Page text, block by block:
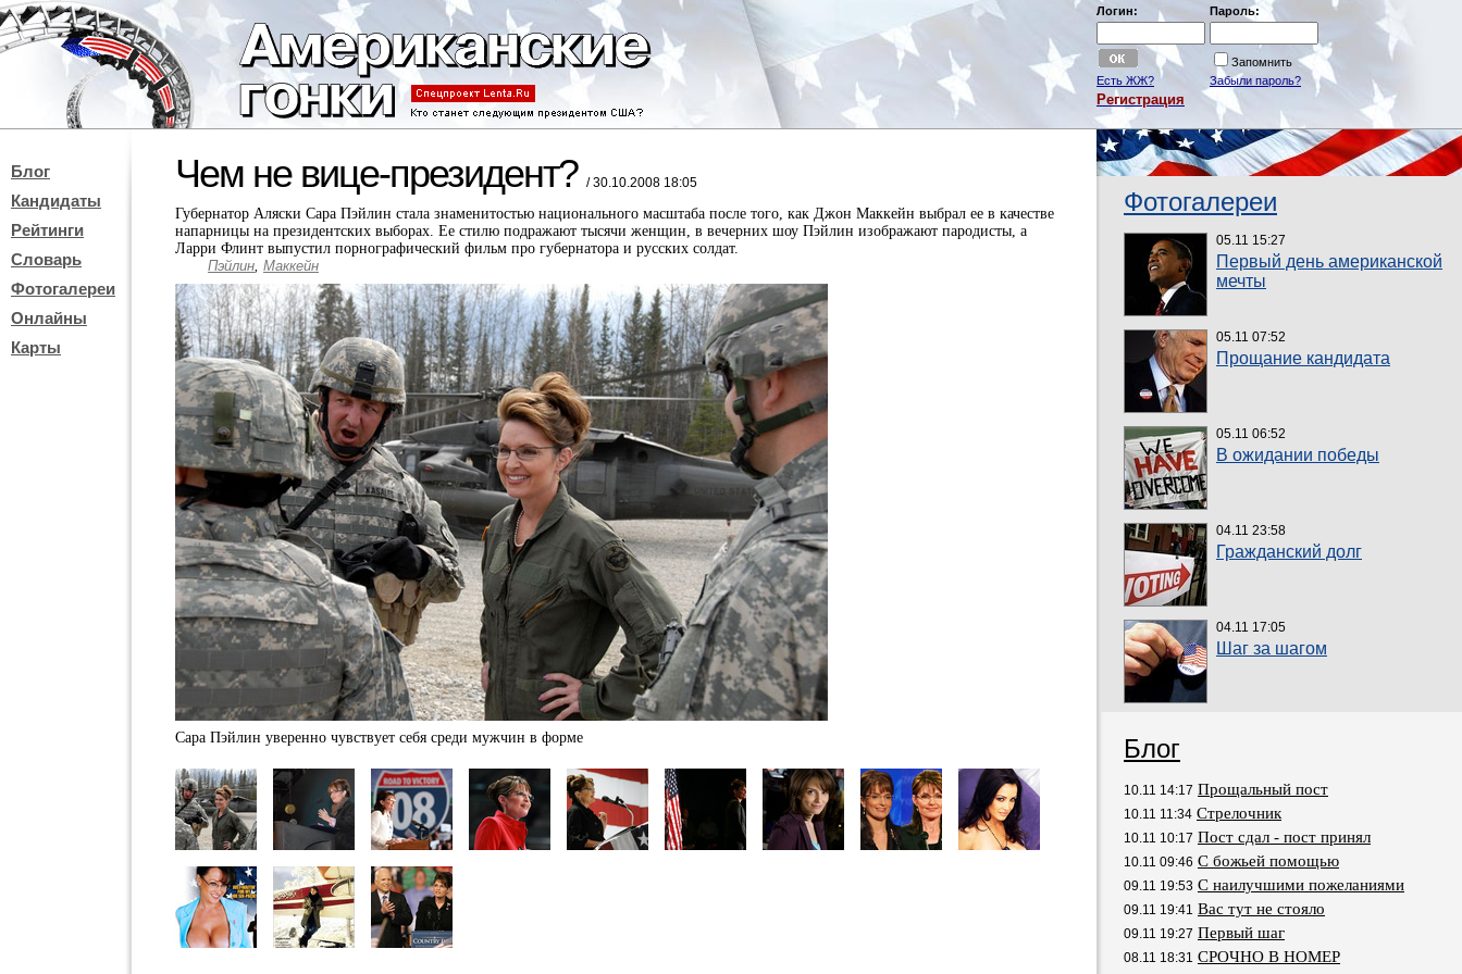
Логин: Пароль:
Запомнить
Есть ЖЖ?
Забыли пароль?
Регистрация
Блог
Кандидаты
Рейтинги
Словарь
Фотогалереи
Онлайны
Карты
Чем не вице-президент? / 30.10.2008 18:05
Губернатор Аляски Сара Пэйлин стала знаменитостью национального масштаба после того, как Джон Маккейн выбрал ее в качестве
напарницы на президентских выборах. Ее стилю подражают тысячи женщин, в вечерних шоу Пэйлин изображают пародисты, а
Ларри Флинт выпустил порнографический фильм про губернатора и русских солдат.
Пэйлин, Маккейн
Сара Пэйлин уверенно чувствует себя среди мужчин в форме
Фотогалереи
05.11 15:27
Первый день американской
мечты
05.11 07:52
Прощание кандидата
05.11 06:52
В ожидании победы
04.11 23:58
Гражданский долг
04.11 17:05
Шаг за шагом
Блог
10.11 14:17 Прощальный пост
10.11 11:34 Стрелочник
10.11 10:17 Пост сдал - пост принял
10.11 09:46 С божьей помощью
09.11 19:53 С наилучшими пожеланиями
09.11 19:41 Вас тут не стояло
09.11 19:27 Первый шаг
08.11 18:31 СРОЧНО В НОМЕР